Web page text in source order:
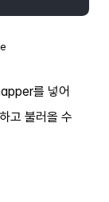
를 넣어
고 불러올 수